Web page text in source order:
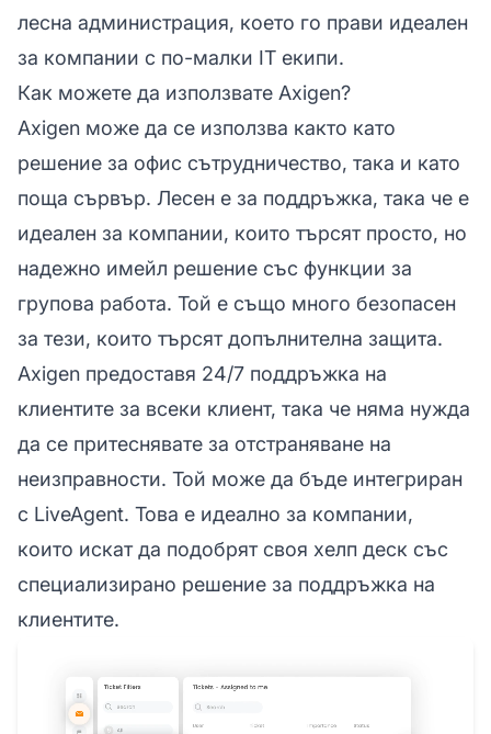
лесна администрация, което го прави идеален
за компании с по-малки IT екипи.
Как можете да използвате Axigen?
Axigen може да се използва както като
решение за офис сътрудничество, така и като
поща сървър. Лесен е за поддръжка, така че е
идеален за компании, които търсят просто, но
надежно имейл решение със функции за
групова работа. Той е също много безопасен
за тези, които търсят допълнителна защита.
Axigen предоставя 24/7 поддръжка на
клиентите за всеки клиент, така че няма нужда
да се притеснявате за отстраняване на
неизправности. Той може да бъде интегриран
с LiveAgent. Това е идеално за компании,
които искат да подобрят своя хелп деск със
специализирано решение за поддръжка на
клиентите.